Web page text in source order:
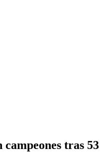
tras 53